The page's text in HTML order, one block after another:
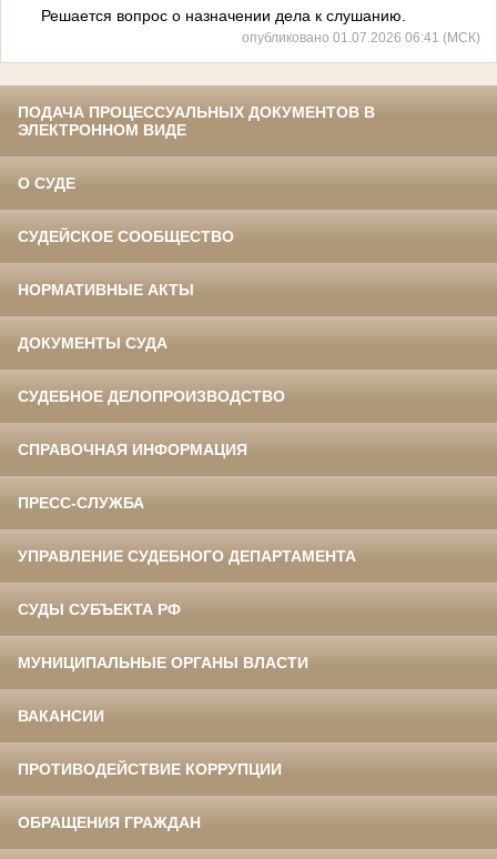
Решается вопрос о назначении дела к слушанию.
опубликовано 01.07.2026 06:41 (МСК)
ПОДАЧА ПРОЦЕССУАЛЬНЫХ ДОКУМЕНТОВ В
ЭЛЕКТРОННОМ ВИДЕ
О СУДЕ
СУДЕЙСКОЕ СООБЩЕСТВО
НОРМАТИВНЫЕ АКТЫ
ДОКУМЕНТЫ СУДА
СУДЕБНОЕ ДЕЛОПРОИЗВОДСТВО
СПРАВОЧНАЯ ИНФОРМАЦИЯ
ПРЕСС-СЛУЖБА
УПРАВЛЕНИЕ СУДЕБНОГО ДЕПАРТАМЕНТА
СУДЫ СУБЪЕКТА РФ
МУНИЦИПАЛЬНЫЕ ОРГАНЫ ВЛАСТИ
ВАКАНСИИ
ПРОТИВОДЕЙСТВИЕ КОРРУПЦИИ
ОБРАЩЕНИЯ ГРАЖДАН